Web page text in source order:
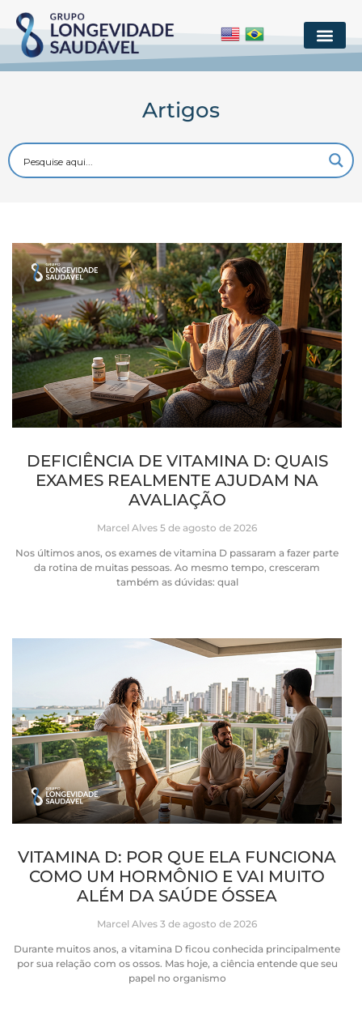
Artigos
DEFICIÊNCIA DE VITAMINA D: QUAIS
EXAMES REALMENTE AJUDAM NA
AVALIAÇÃO
Marcel Alves 5 de agosto de 2026
Nos últimos anos, os exames de vitamina D passaram a fazer parte
da rotina de muitas pessoas. Ao mesmo tempo, cresceram
também as dúvidas: qual
VITAMINA D: POR QUE ELA FUNCIONA
COMO UM HORMÔNIO E VAI MUITO
ALÉM DA SAÚDE ÓSSEA
Marcel Alves 3 de agosto de 2026
Durante muitos anos, a vitamina D ficou conhecida principalmente
por sua relação com os ossos. Mas hoje, a ciência entende que seu
papel no organismo